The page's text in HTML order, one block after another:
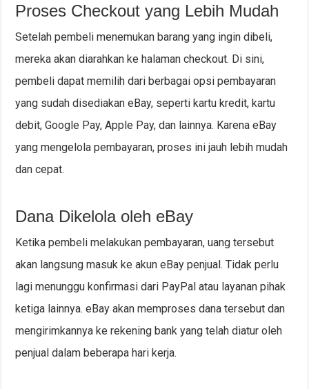
Proses Checkout yang Lebih Mudah
Setelah pembeli menemukan barang yang ingin dibeli,
mereka akan diarahkan ke halaman checkout. Di sini,
pembeli dapat memilih dari berbagai opsi pembayaran
yang sudah disediakan eBay, seperti kartu kredit, kartu
debit, Google Pay, Apple Pay, dan lainnya. Karena eBay
yang mengelola pembayaran, proses ini jauh lebih mudah
dan cepat.
Dana Dikelola oleh eBay
Ketika pembeli melakukan pembayaran, uang tersebut
akan langsung masuk ke akun eBay penjual. Tidak perlu
lagi menunggu konfirmasi dari PayPal atau layanan pihak
ketiga lainnya. eBay akan memproses dana tersebut dan
mengirimkannya ke rekening bank yang telah diatur oleh
penjual dalam beberapa hari kerja.